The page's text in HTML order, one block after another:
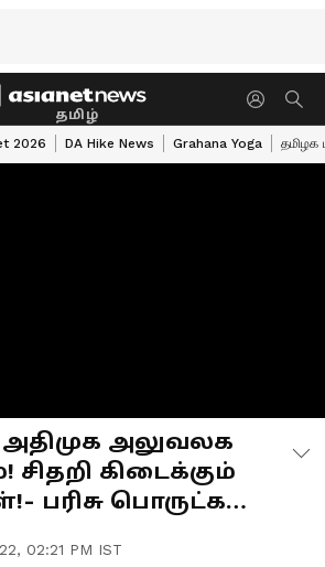
தமிழ்
2026 DA Hike News Grahana Yoga தமிழக
: அதிமுக அலுவலக
கிடைக்கும்
பொருட்கள்
02:21 PM IST